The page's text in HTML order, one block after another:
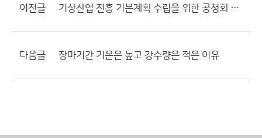
이전글 기상산업 진흥 기본계획 수립을 위한 공청회 개최
다음글 장마기간 기온은 높고 강수량은 적은 이유